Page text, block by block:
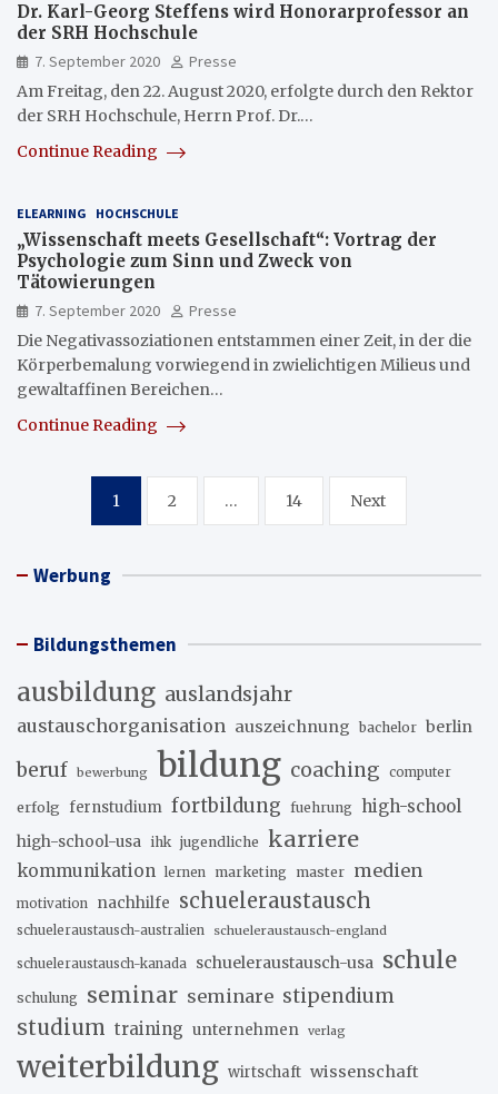
Dr. Karl-Georg Steffens wird Honorarprofessor an
der SRH Hochschule
7. September 2020
Presse
Am Freitag, den 22. August 2020, erfolgte durch den Rektor
der SRH Hochschule, Herrn Prof. Dr.…
Continue Reading
ELEARNING HOCHSCHULE
„Wissenschaft meets Gesellschaft“: Vortrag der
Psychologie zum Sinn und Zweck von
Tätowierungen
7. September 2020
Presse
Die Negativassoziationen entstammen einer Zeit, in der die
Körperbemalung vorwiegend in zwielichtigen Milieus und
gewaltaffinen Bereichen…
Continue Reading
Seitennummerierung
Beiträge
1 2 … 14 Next
Werbung
Bildungsthemen
ausbildung auslandsjahr
austauschorganisation auszeichnung bachelor berlin
beruf bewerbung bildung coaching computer
erfolg fernstudium fortbildung fuehrung high-school
high-school-usa ihk jugendliche karriere
kommunikation lernen marketing master medien
motivation nachhilfe schueleraustausch
schueleraustausch-australien schueleraustausch-england
schueleraustausch-kanada schueleraustausch-usa schule
schulung seminar seminare stipendium
studium training unternehmen verlag
weiterbildung wirtschaft wissenschaft